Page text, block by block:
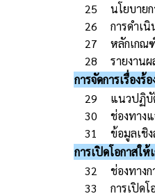
25
นโยบาย
26
การดำเ
27
หลักเกณ
28
รายงาน
การจัดการเรื่องร้
29
แนวปฏิบั
30
ช่องทางแ
31
ข้อมูลเชิ
การเปิดโอกาสให้
32
ช่องทาง
33
การเปิดโ